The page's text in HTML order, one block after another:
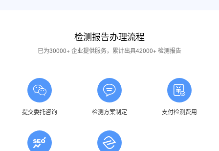
答：一般情况下油品发白是由于油箱进水后造成的，是乳化现象，
应避免水进入润滑油箱体或避免雨水进入已开封的油桶中。具体操作
润滑油的号数是什么意思？
答：根据ISO标准，工业润滑油按40℃ 温度条件下测定的粘度分
为若干个粘度等级，数据越大则粘度越高，因此润滑油的号数指其粘
润滑油粘度高是否说明润滑油质量好？
检测报告办理流程
已为30000+ 企业提供服务，累计出具42000+ 检测报告
提交委托咨询 检测方案制定 支付检测费用